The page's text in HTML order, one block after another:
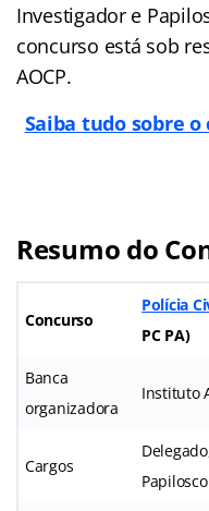
Investigador e
concurso está sob
AOCP.
Saiba tudo sobre o
Resumo do
Concurso
Polícia
PC PA)
Banca
organizadora
Instituto
Cargos